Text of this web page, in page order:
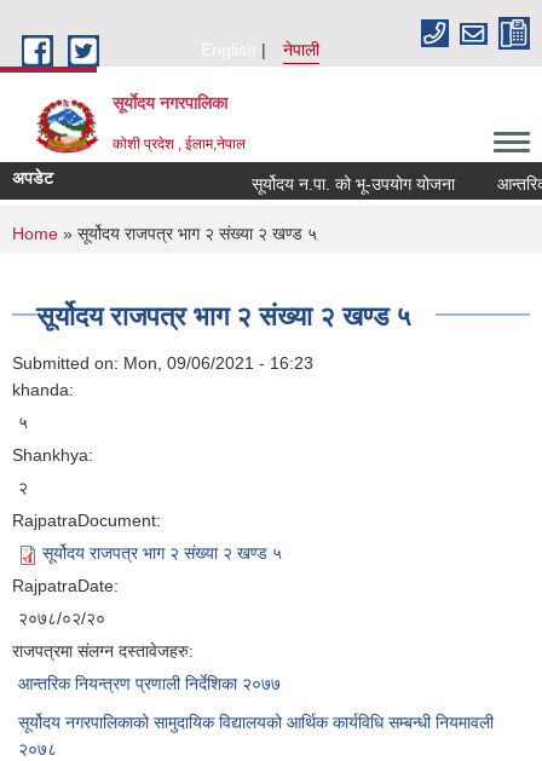
English
नेपाली
सूर्याेदय नगरपालिका
कोशी प्रदेश , ईलाम,नेपाल
अपडेट सूर्योदय न.पा. को भू-उपयोग योजना आन्तरिक
You are here
Home » सूर्योदय राजपत्र भाग २ संख्या २ खण्ड ५
सूर्योदय राजपत्र भाग २ संख्या २ खण्ड ५
Submitted on: Mon, 09/06/2021 - 16:23
khanda:
५
Shankhya:
२
RajpatraDocument:
सूर्योदय राजपत्र भाग २ संख्या २ खण्ड ५
RajpatraDate:
२०७८/०२/२०
राजपत्रमा संलग्न दस्तावेजहरु:
आन्तरिक नियन्त्रण प्रणाली निर्देशिका २०७७
सूर्योदय नगरपालिकाको सामुदायिक विद्यालयको आर्थिक कार्यविधि सम्बन्धी नियमावली
२०७८